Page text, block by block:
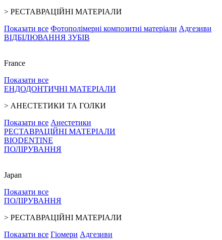
> РЕСТАВРАЦІЙНІ МАТЕРІАЛИ
Показати все Фотополімерні композитні матеріали Адгезиви
ВІДБІЛЮВАННЯ ЗУБІВ
France
Показати все
ЕНДОДОНТИЧНІ МАТЕРІАЛИ
> АНЕСТЕТИКИ ТА ГОЛКИ
Показати все Анестетики
РЕСТАВРАЦІЙНІ МАТЕРІАЛИ
BIODENTINE
ПОЛІРУВАННЯ
Japan
Показати все
ПОЛІРУВАННЯ
> РЕСТАВРАЦІЙНІ МАТЕРІАЛИ
Показати все Гіомери Адгезиви